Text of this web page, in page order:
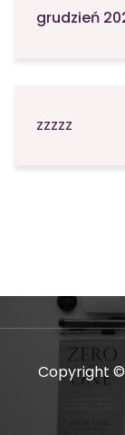
grudzień
zzzzz
Copyright